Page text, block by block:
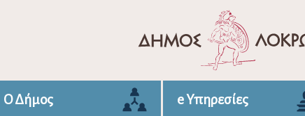
Ο Δήμος e Υπηρεσίες